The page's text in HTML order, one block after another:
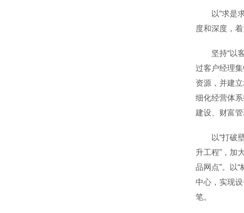
以“求是求
度和深度，
坚持“以客
过客户经理
资源，并建
细化经营体
建设、财富管
以“打破壁
升工程”，加
品网点”。以
中心，实现
笔。